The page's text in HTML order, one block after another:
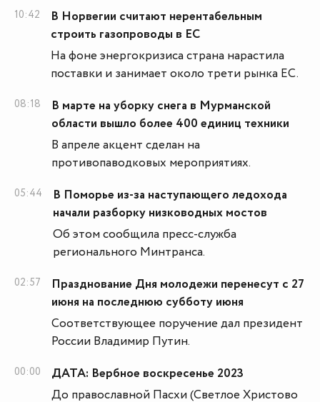
10:42
В Норвегии считают нерентабельным
строить газопроводы в ЕС
На фоне энергокризиса страна нарастила
поставки и занимает около трети рынка ЕС.
08:18
В марте на уборку снега в Мурманской
области вышло более 400 единиц техники
В апреле акцент сделан на
противопаводковых мероприятиях.
05:44
В Поморье из-за наступающего ледохода
начали разборку низководных мостов
Об этом сообщила пресс-служба
регионального Минтранса.
02:57
Празднование Дня молодежи перенесут с 27
июня на последнюю субботу июня
Соответствующее поручение дал президент
России Владимир Путин.
00:00
ДАТА: Вербное воскресенье 2023
До православной Пасхи (Светлое Христово